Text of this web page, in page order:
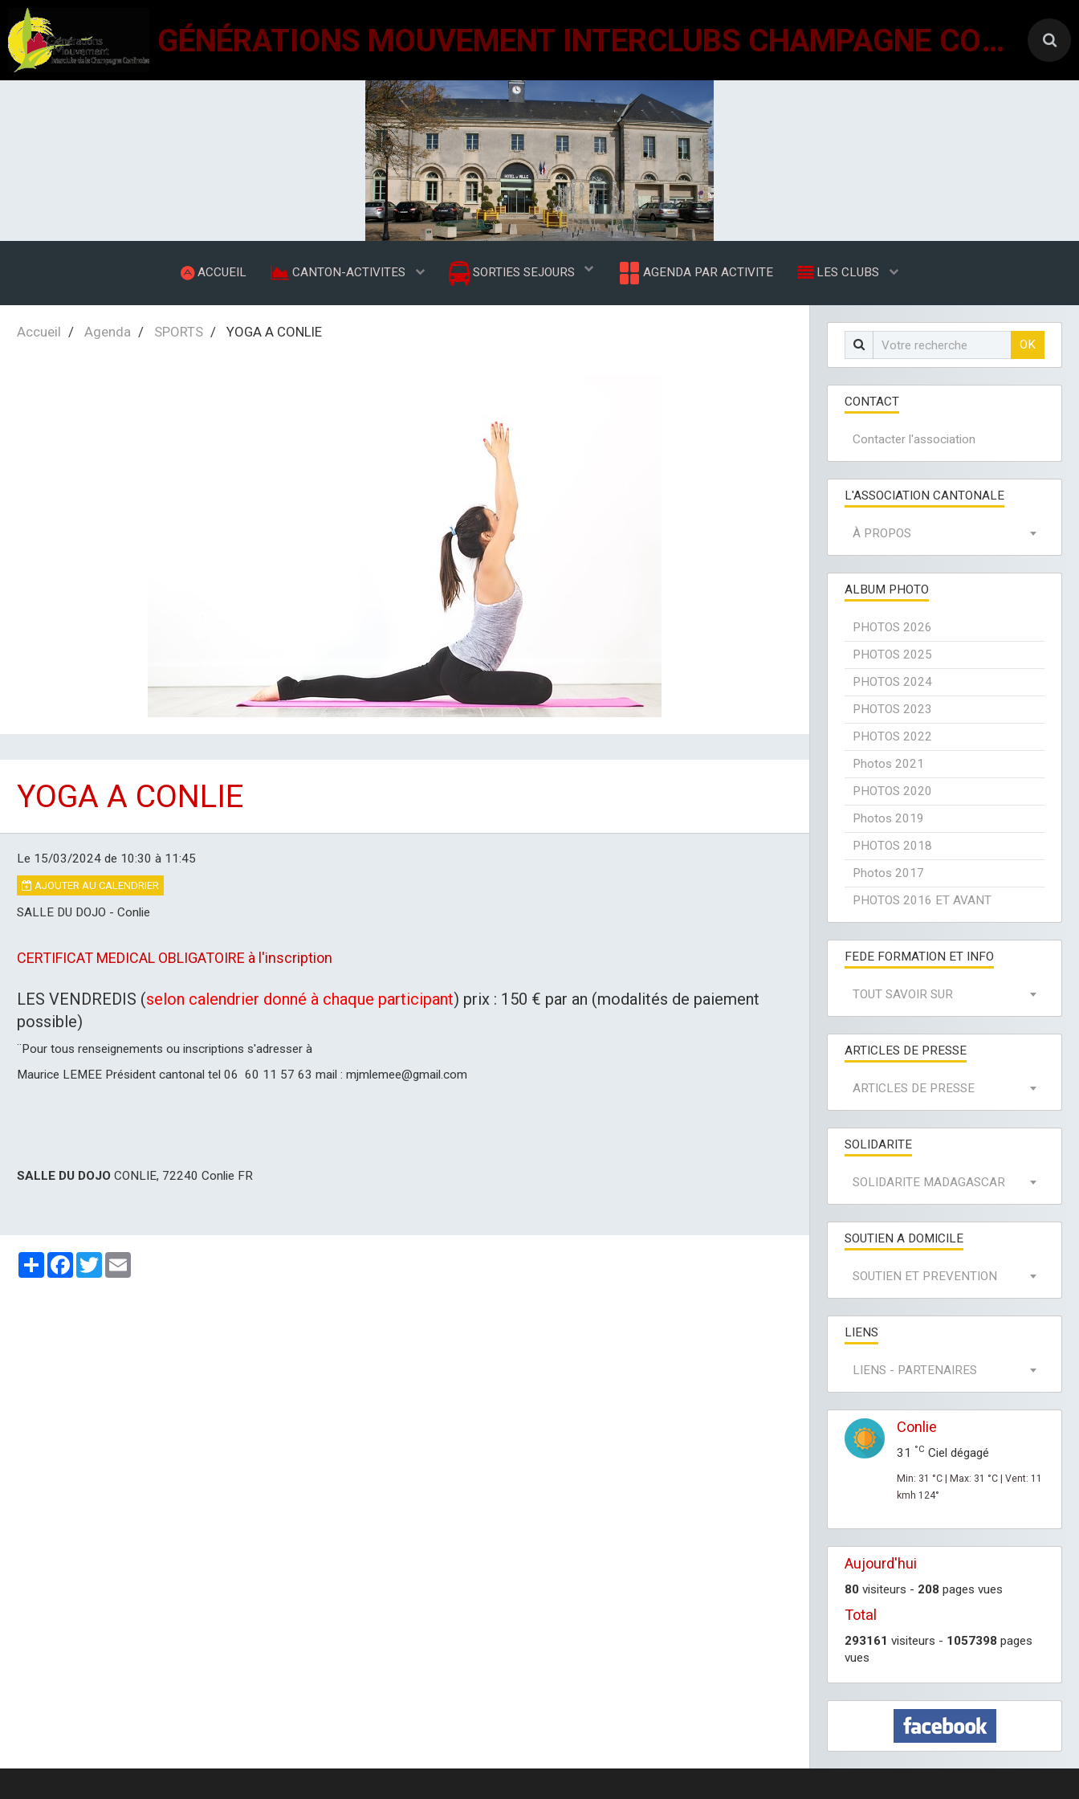
GÉNÉRATIONS MOUVEMENT INTERCLUBS CHAMPAGNE CONLINOISE
ACCUEIL CANTON-ACTIVITES SORTIES SEJOURS AGENDA PAR ACTIVITE LES CLUBS
Accueil Agenda SPORTS YOGA A CONLIE
YOGA A CONLIE
Le 15/03/2024 de 10:30 à 11:45
AJOUTER AU CALENDRIER
SALLE DU DOJO - Conlie
CERTIFICAT MEDICAL OBLIGATOIRE à l'inscription
LES VENDREDIS (selon calendrier donné à chaque participant) prix : 150 € par an (modalités de paiement
possible)
¨Pour tous renseignements ou inscriptions s'adresser à
Maurice LEMEE Président cantonal tel 06 60 11 57 63 mail : mjmlemee@gmail.com
SALLE DU DOJO CONLIE, 72240 Conlie FR
PartagerFacebook
Twitter
OK
CONTACT
Contacter l'association
L'ASSOCIATION CANTONALE
À PROPOS
ALBUM PHOTO
PHOTOS 2026
PHOTOS 2025
PHOTOS 2024
PHOTOS 2023
PHOTOS 2022
Photos 2021
PHOTOS 2020
Photos 2019
PHOTOS 2018
Photos 2017
PHOTOS 2016 ET AVANT
FEDE FORMATION ET INFO
TOUT SAVOIR SUR
ARTICLES DE PRESSE
ARTICLES DE PRESSE
SOLIDARITE
SOLIDARITE MADAGASCAR
SOUTIEN A DOMICILE
SOUTIEN ET PREVENTION
LIENS
LIENS - PARTENAIRES
Conlie
31 °C Ciel dégagé
Min: 31 °C | Max: 31 °C | Vent: 11
kmh 124°
Aujourd'hui
80 visiteurs - 208 pages vues
Total
293161 visiteurs - 1057398 pages
vues